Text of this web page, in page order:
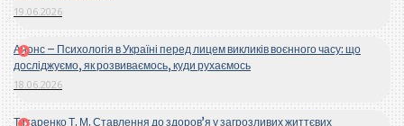
19.06.2026
Анонс – Психологія в Україні перед лицем викликів воєнного часу: що
досліджуємо, як розвиваємось, куди рухаємось
18.06.2026
Титаренко Т. М. Ставлення до здоров’я у загрозливих життєвих